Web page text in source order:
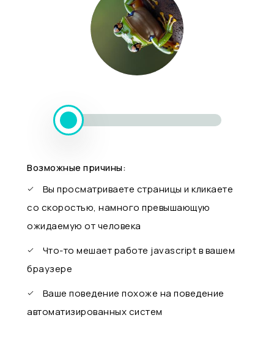
Возможные причины:
Вы просматриваете страницы и кликаете
со скоростью, намного превышающую
ожидаемую от человека
Что-то мешает работе javascript в вашем
браузере
Ваше поведение похоже на поведение
автоматизированных систем